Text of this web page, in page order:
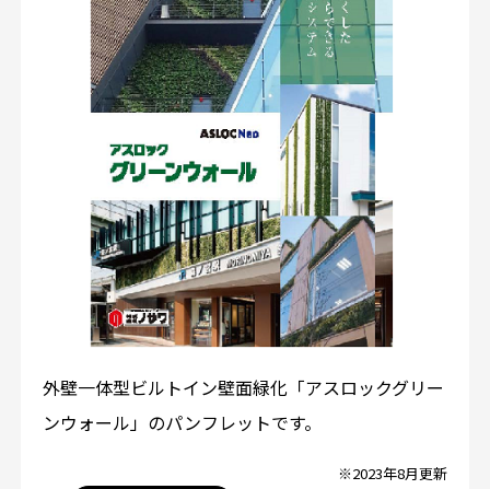
外壁一体型ビルトイン壁面緑化「アスロックグリー
ンウォール」のパンフレットです。
※2023年8月更新